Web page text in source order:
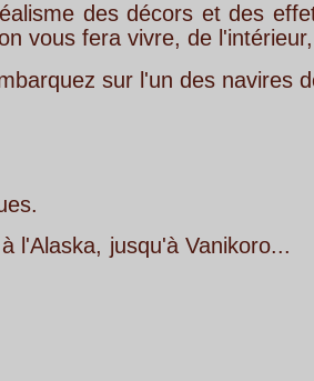
et des effets spéciaux
de l'intérieur, l'odyssée
des navires de
Vanikoro...